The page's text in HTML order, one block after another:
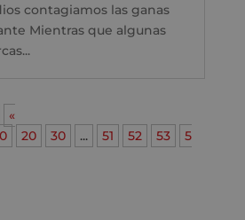
contagiamos las ganas
Mientras que algunas
«
20 30 ... 51 52 53
5